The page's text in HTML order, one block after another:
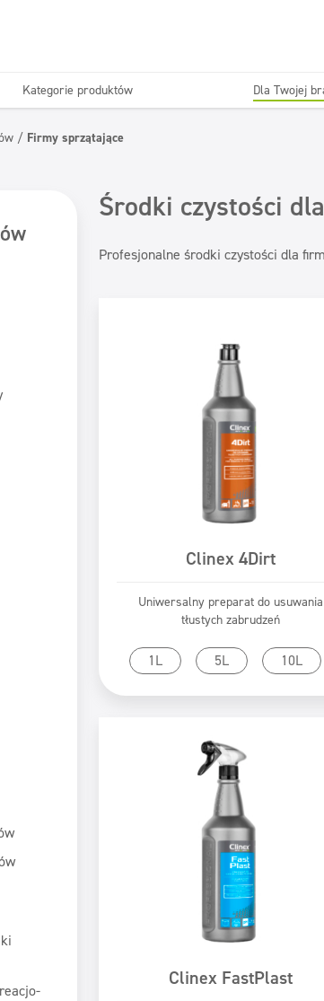
Kategorie produktów Dla Twojej
Firmy sprzątające
/ Firmy sprzątające
Środki czystości
Profesjonalne środki czystości dla
Clinex 4Dirt
Uniwersalny preparat do usuwania
tłustych zabrudzeń
1L 5L 10L
Przejdź do produktu
Clinex FastPlast